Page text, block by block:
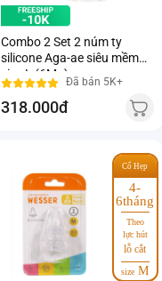
Combo 2 Set 2 núm ty
silicone Aga-ae siêu mềm
size L (6M+)
Đã bán 5K+
318.000đ
Cổ Hẹp
4-
6tháng
Theo
lực hút
lỗ cắt
size M